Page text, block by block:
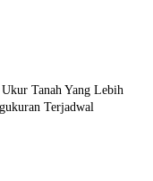
Tanah Yang Lebih
Terjadwal